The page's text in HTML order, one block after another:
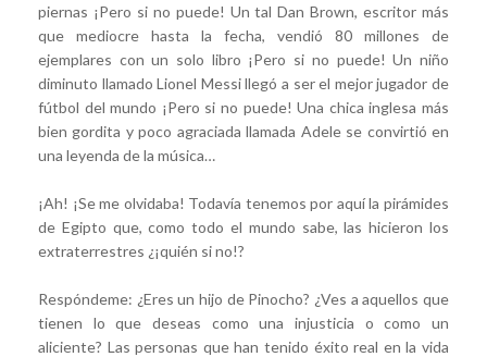
piernas ¡Pero si no puede! Un tal Dan Brown, escritor más
que mediocre hasta la fecha, vendió 80 millones de
ejemplares con un solo libro ¡Pero si no puede! Un niño
diminuto llamado Lionel Messi llegó a ser el mejor jugador de
fútbol del mundo ¡Pero si no puede! Una chica inglesa más
bien gordita y poco agraciada llamada Adele se convirtió en
una leyenda de la música…
¡Ah! ¡Se me olvidaba! Todavía tenemos por aquí la pirámides
de Egipto que, como todo el mundo sabe, las hicieron los
extraterrestres ¿¡quién si no!?
Respóndeme: ¿Eres un hijo de Pinocho? ¿Ves a aquellos que
tienen lo que deseas como una injusticia o como un
aliciente? Las personas que han tenido éxito real en la vida